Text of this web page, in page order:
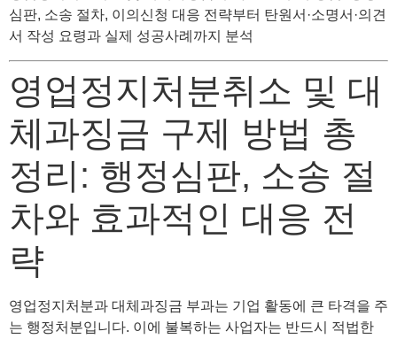
심판, 소송 절차, 이의신청 대응 전략부터 탄원서·소명서·의견
서 작성 요령과 실제 성공사례까지 분석
영업정지처분취소 및 대
체과징금 구제 방법 총
정리: 행정심판, 소송 절
차와 효과적인 대응 전
략
영업정지처분과 대체과징금 부과는 기업 활동에 큰 타격을 주
는 행정처분입니다. 이에 불복하는 사업자는 반드시 적법한